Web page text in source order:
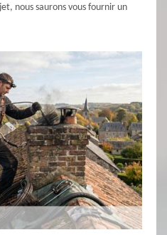
nous saurons vous fournir un